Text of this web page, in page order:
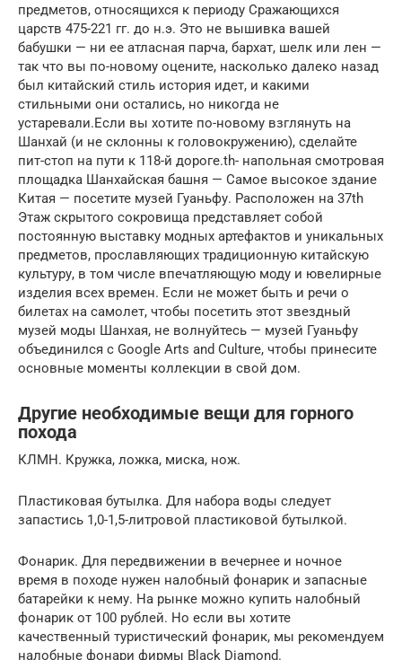
предметов, относящихся к периоду Сражающихся
царств 475-221 гг. до н.э. Это не вышивка вашей
бабушки — ни ее атласная парча, бархат, шелк или лен —
так что вы по-новому оцените, насколько далеко назад
был китайский стиль история идет, и какими
стильными они остались, но никогда не
устаревали.Если вы хотите по-новому взглянуть на
Шанхай (и не склонны к головокружению), сделайте
пит-стоп на пути к 118-й дороге.th- напольная смотровая
площадка Шанхайская башня — Самое высокое здание
Китая — посетите музей Гуаньфу. Расположен на 37th
Этаж скрытого сокровища представляет собой
постоянную выставку модных артефактов и уникальных
предметов, прославляющих традиционную китайскую
культуру, в том числе впечатляющую моду и ювелирные
изделия всех времен. Если не может быть и речи о
билетах на самолет, чтобы посетить этот звездный
музей моды Шанхая, не волнуйтесь — музей Гуаньфу
объединился с Google Arts and Culture, чтобы принесите
основные моменты коллекции в свой дом.
Другие необходимые вещи для горного
похода
КЛМН. Кружка, ложка, миска, нож.
Пластиковая бутылка. Для набора воды следует
запастись 1,0-1,5-литровой пластиковой бутылкой.
Фонарик. Для передвижении в вечернее и ночное
время в походе нужен налобный фонарик и запасные
батарейки к нему. На рынке можно купить налобный
фонарик от 100 рублей. Но если вы хотите
качественный туристический фонарик, мы рекомендуем
налобные фонари фирмы Black Diamond.